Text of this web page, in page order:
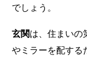
でしょう。
玄関は、住まいの
やミラーを配する